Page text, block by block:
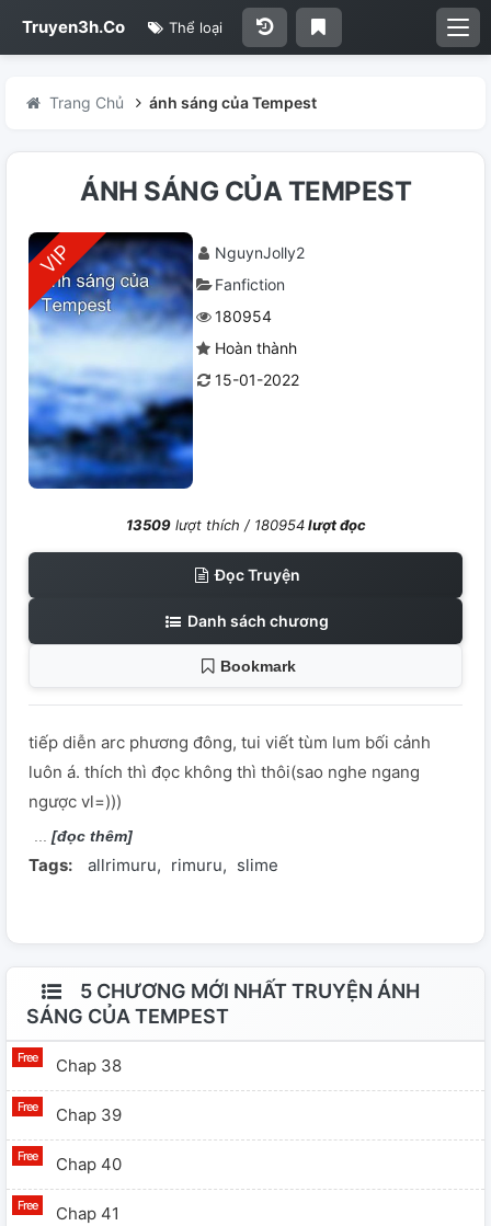
Truyen3h.Co Thể loại
Trang Chủ ánh sáng của Tempest
ÁNH SÁNG CỦA TEMPEST
NguynJolly2
Fanfiction
180954
Hoàn thành
15-01-2022
13509lượt thích / 180954lượt đọc
Đọc Truyện
Danh sách chương
Bookmark
tiếp diễn arc phương đông, tui viết tùm lum bối cảnh
luôn á. thích thì đọc không thì thôi(sao nghe ngang
ngược vl=)))
[đọc thêm]
Tags: allrimuru rimuru slime
5 CHƯƠNG MỚI NHẤT TRUYỆN ÁNH
SÁNG CỦA TEMPEST
Chap 38
Chap 39
Chap 40
Chap 41